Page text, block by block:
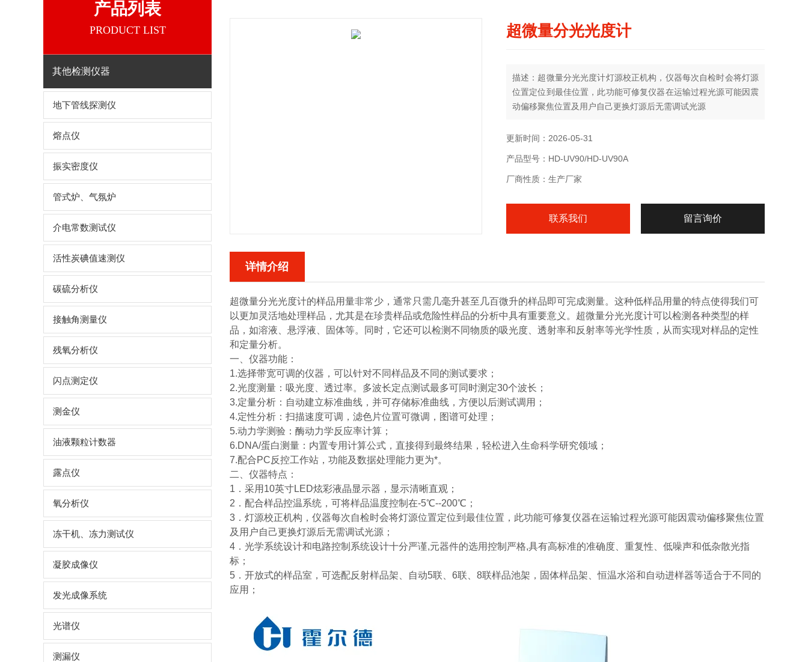
产品列表
PRODUCT LIST
其他检测仪器
地下管线探测仪
熔点仪
振实密度仪
管式炉、气氛炉
介电常数测试仪
活性炭碘值速测仪
碳硫分析仪
接触角测量仪
残氧分析仪
闪点测定仪
测金仪
油液颗粒计数器
露点仪
氧分析仪
冻干机、冻力测试仪
凝胶成像仪
发光成像系统
光谱仪
测漏仪
超微量分光光度计
描述：超微量分光光度计灯源校正机构，仪器每次自检时会将灯源
位置定位到最佳位置，此功能可修复仪器在运输过程光源可能因震
动偏移聚焦位置及用户自己更换灯源后无需调试光源
更新时间：2026-05-31
产品型号：HD-UV90/HD-UV90A
厂商性质：生产厂家
联系我们 留言询价
详情介绍
超微量分光光度计的样品用量非常少，通常只需几毫升甚至几百微升的样品即可完成测量。这种低样品用量的特点使得我们可
以更加灵活地处理样品，尤其是在珍贵样品或危险性样品的分析中具有重要意义。 超微量分光光度计可以检测各种类型的样
品，如溶液、悬浮液、固体等。同时，它还可以检测不同物质的吸光度、透射率和反射率等光学性质，从而实现对样品的定性
和定量分析。
一、仪器功能：
1.选择带宽可调的仪器，可以针对不同样品及不同的测试要求；
2.光度测量：吸光度、透过率。多波长定点测试最多可同时测定30个波长；
3.定量分析：自动建立标准曲线，并可存储标准曲线，方便以后测试调用；
4.定性分析：扫描速度可调，滤色片位置可微调，图谱可处理；
5.动力学测验：酶动力学反应率计算；
6.DNA/蛋白测量：内置专用计算公式，直接得到最终结果，轻松进入生命科学研究领域；
7.配合PC反控工作站，功能及数据处理能力更为*。
二、仪器特点：
1．采用10英寸LED炫彩液晶显示器，显示清晰直观；
2．配合样品控温系统，可将样品温度控制在-5℃--200℃；
3．灯源校正机构，仪器每次自检时会将灯源位置定位到最佳位置，此功能可修复仪器在运输过程光源可能因震动偏移聚焦位置
及用户自己更换灯源后无需调试光源；
4．光学系统设计和电路控制系统设计十分严谨,元器件的选用控制严格,具有高标准的准确度、重复性、低噪声和低杂散光指
标；
5．开放式的样品室，可选配反射样品架、自动5联、6联、8联样品池架，固体样品架、恒温水浴和自动进样器等适合于不同的
应用；